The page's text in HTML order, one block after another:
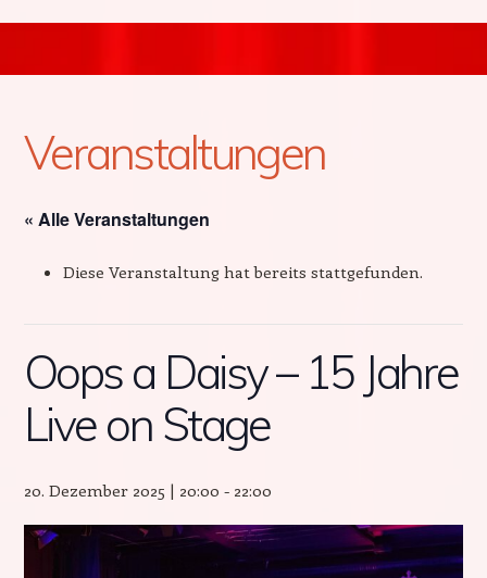
Veranstaltungen
« Alle Veranstaltungen
Diese Veranstaltung hat bereits stattgefunden.
Oops a Daisy – 15 Jahre
Live on Stage
20. Dezember 2025 | 20:00 - 22:00